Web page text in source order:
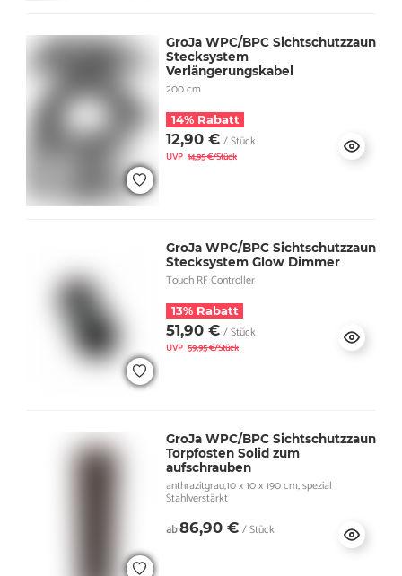
GroJa WPC/BPC Sichtschutzzaun
Stecksystem
Verlängerungskabel
200 cm
14% Rabatt
12,90 € / Stück
UVP 14,95 €/Stück
GroJa WPC/BPC Sichtschutzzaun
Stecksystem Glow Dimmer
Touch RF Controller
13% Rabatt
51,90 € / Stück
UVP 59,95 €/Stück
GroJa WPC/BPC Sichtschutzzaun
Torpfosten Solid zum
aufschrauben
anthrazitgrau,10 x 10 x 190 cm, spezial
Stahlverstärkt
ab86,90 € / Stück